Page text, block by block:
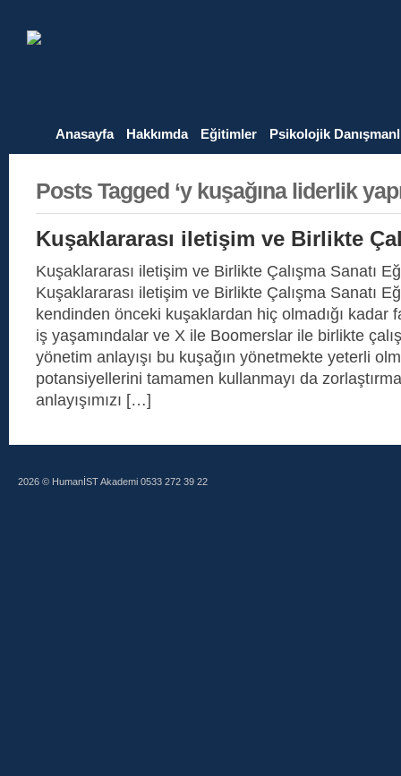
Anasayfa Hakkımda Eğitimler Psikolojik
Posts Tagged ‘y kuşağına liderlik
Kuşaklararası iletişim ve Birlikte
Kuşaklararası iletişim ve Birlikte Çalışma Sanatı
Kuşaklararası iletişim ve Birlikte Çalışma Sanatı
kendinden önceki kuşaklardan hiç olmadığı kadar
iş yaşamındalar ve X ile Boomerslar ile birlikte
yönetim anlayışı bu kuşağın yönetmekte yeterli
potansiyellerini tamamen kullanmayı da
anlayışımızı […]
2026 © HumanİST Akademi 0533 272 39 22